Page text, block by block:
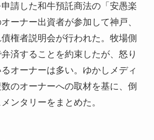
請した和牛預託商法の「安愚楽
ーナー出資者が参加して神戸、
権者説明会が行われた。牧場側
済することを約束したが、怒り
オーナーは多い。ゆかしメディ
のオーナーへの取材を基に、倒
ンタリーをまとめた。